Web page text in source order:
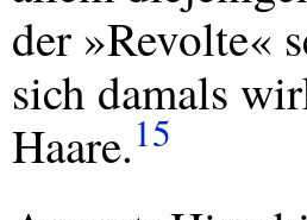
der »Revolte«
sich damals
Haare.15